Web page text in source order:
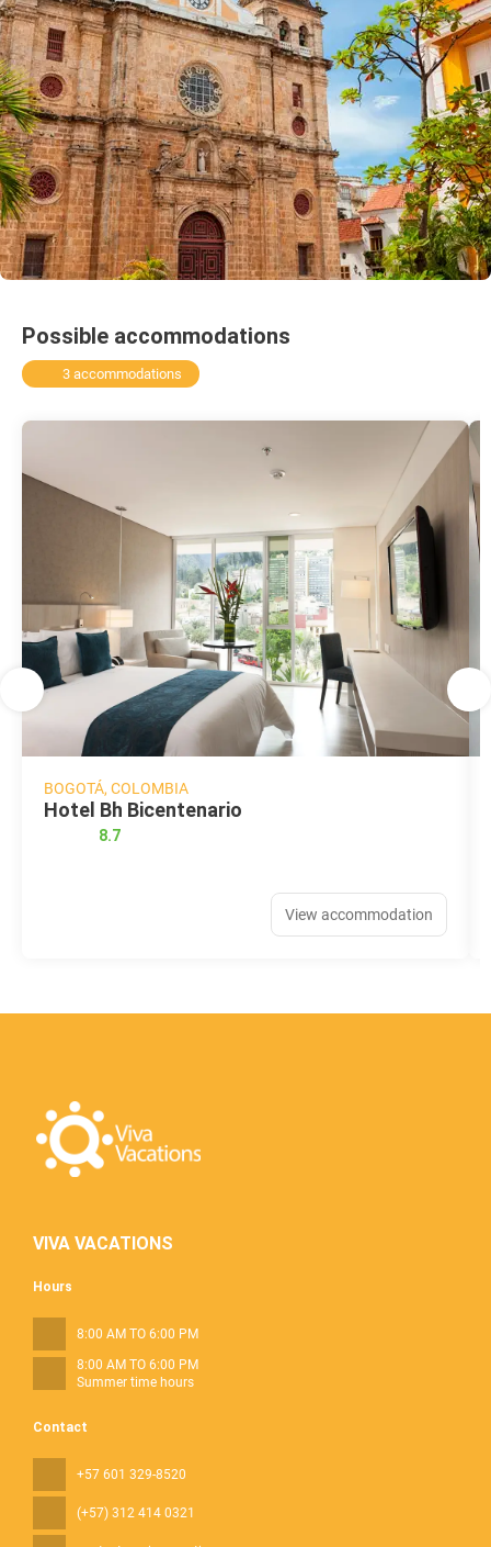
Possible accommodations
3 accommodations
BOGOTÁ, COLOMBIA
Hotel Bh Bicentenario
8.7
View accommodation
VIVA VACATIONS
Contact
+57 601 329-8520
(+57) 312 414 0321
Hours
8:00 AM TO 6:00 PM
8:00 AM TO 6:00 PM
Summer time hours